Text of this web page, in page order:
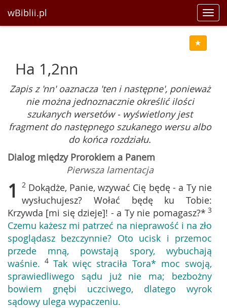
wBiblii.pl
Ha 1,2nn
Zapis z 'nn' oaznacza 'ten i następne', ponieważ
nie można jednoznacznie określić ilości
szukanych wersetów - wyświetlony jest
fragment do następnego szukanego wersu albo
do końca rozdziału.
Dialog między Prorokiem a Panem
Pierwsza lamentacja
1 2 Dokądże, Panie, wzywać Cię będę - a Ty nie
wysłuchujesz? Wołać będę ku Tobie:
Krzywda [mi się dzieje]! - a Ty nie pomagasz?* 3
Czemu każesz mi patrzeć na nieprawość i na zło
spoglądasz bezczynnie? Oto ucisk i przemoc
przede mną, powstają spory, wybuchają
waśnie. 4 Tak więc straciła Tora* moc swoją,
sprawiedliwego sądu już nie ma; bezbożny
bowiem gnębi uczciwego, dlatego wyrok
sądowy ulega wypaczeniu.